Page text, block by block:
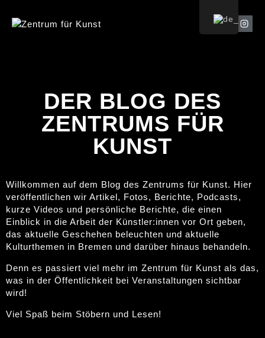
DER BLOG DES
ZENTRUMS FÜR
KUNST
Willkommen auf dem Blog des Zentrums für Kunst. Hier
veröffentlichen wir Artikel, Fotos, Berichte, Podcasts,
kurze Videos und persönliche Berichte, die einen
Einblick in die Arbeit der Künstler:innen vor Ort geben,
das aktuelle Geschehen beleuchten und aktuelle
Kulturthemen in Bremen und darüber hinaus behandeln.
Denn es passiert viel mehr im Zentrum für Kunst als das,
was in der Öffentlichkeit bei Veranstaltungen sichtbar
wird!
Viel Spaß beim Stöbern und Lesen!